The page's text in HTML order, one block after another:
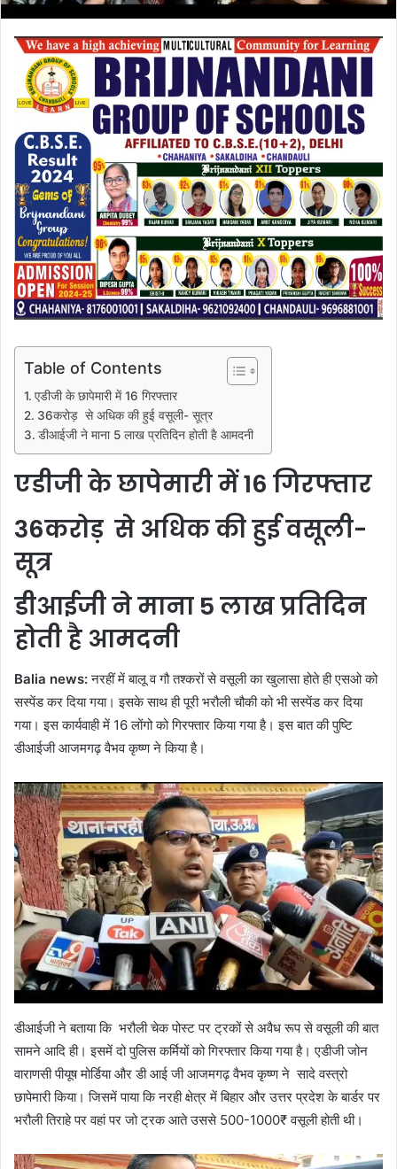
Table of Contents
एडीजी के छापेमारी में 16 गिरफ्तार
36करोड़ से अधिक की हुई वसूली- सूत्र
डीआईजी ने माना 5 लाख प्रतिदिन होती है आमदनी
एडीजी के छापेमारी में 16 गिरफ्तार
36करोड़ से अधिक की हुई वसूली-
सूत्र
डीआईजी ने माना 5 लाख प्रतिदिन
होती है आमदनी
Balia news:नरहीं में बालू व गौ तश्करों से वसूली का खुलासा होते ही एसओ को
सस्पेंड कर दिया गया। इसके साथ ही पूरी भरौली चौकी को भी सस्पेंड कर दिया
गया। इस कार्यवाही में 16 लोंगो को गिरफ्तार किया गया है। इस बात की पुष्टि
डीआईजी आजमगढ़ वैभव कृष्ण ने किया है।
डीआईजी ने बताया कि भरौली चेक पोस्ट पर ट्रकों से अवैध रूप से वसूली की बात
सामने आदि ही। इसमें दो पुलिस कर्मियों को गिरफ्तार किया गया है। एडीजी जोन
वाराणसी पीयूष मोर्डिया और डी आई जी आजमगढ़ वैभव कृष्ण ने सादे वस्त्रो
छापेमारी किया। जिसमें पाया कि नरही क्षेत्र में बिहार और उत्तर प्रदेश के बार्डर पर
भरौली तिराहे पर वहां पर जो ट्रक आते उससे 500-1000₹ वसूली होती थी।